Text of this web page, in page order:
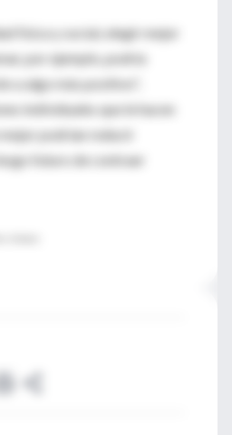
física y social, elegir mejor
por ejemplo, podría
a algo más positivo",
individuales que le hacen
podrían reducir
futuro de contraer